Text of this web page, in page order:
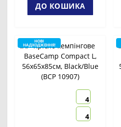
ДО КОШИКА
НОВІ
НАДХОДЖЕННЯ!
4
4